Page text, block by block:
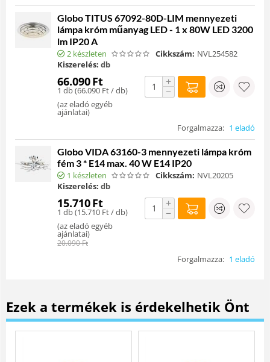
Globo TITUS 67092-80D-LIM mennyezeti
lámpa króm műanyag LED - 1 x 80W LED 3200
lm IP20 A
2 készleten Cikkszám: NVL254582
Kiszerelés: db
66.090Ft
1 db (66.090 Ft/ db)
(az eladó egyéb
ajánlatai)
+
−
Forgalmazza: 1 eladó
Globo VIDA 63160-3 mennyezeti lámpa króm
fém 3 * E14 max. 40 W E14 IP20
1 készleten Cikkszám: NVL20205
Kiszerelés: db
15.710Ft
1 db (15.710 Ft/ db)
(az eladó egyéb
ajánlatai)
20.090Ft
+
−
Forgalmazza: 1 eladó
Ezek a termékek is érdekelhetik Önt